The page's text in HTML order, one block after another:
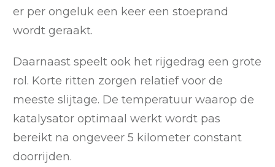
er per ongeluk een keer een stoeprand
wordt geraakt.
Daarnaast speelt ook het rijgedrag een grote
rol. Korte ritten zorgen relatief voor de
meeste slijtage. De temperatuur waarop de
katalysator optimaal werkt wordt pas
bereikt na ongeveer 5 kilometer constant
doorrijden.